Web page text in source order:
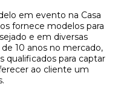
em evento na Casa
fornece modelos para
e em diversas
10 anos no mercado,
qualificados para captar
ao cliente um